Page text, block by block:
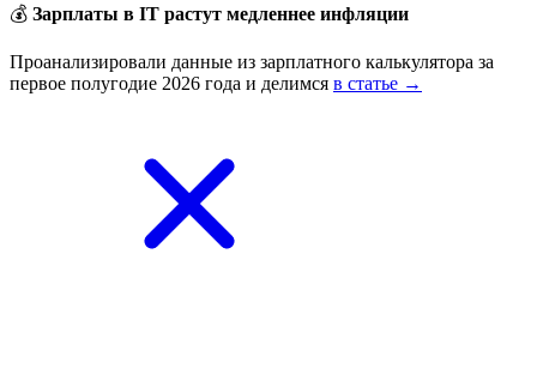
💰 Зарплаты в IT растут медленнее инфляции
Проанализировали данные из зарплатного калькулятора за
первое полугодие 2026 года и делимся в статье →